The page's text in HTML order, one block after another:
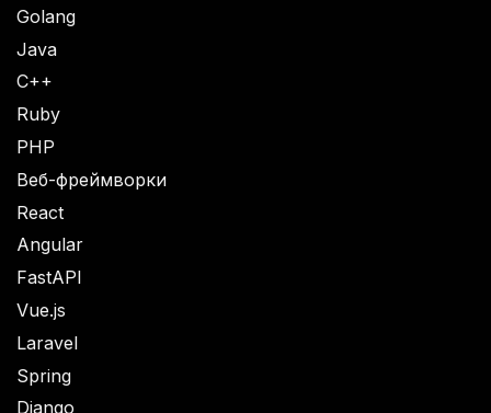
Golang
Java
C++
Ruby
PHP
Веб-фреймворки
React
Angular
FastAPI
Vue.js
Laravel
Spring
Django